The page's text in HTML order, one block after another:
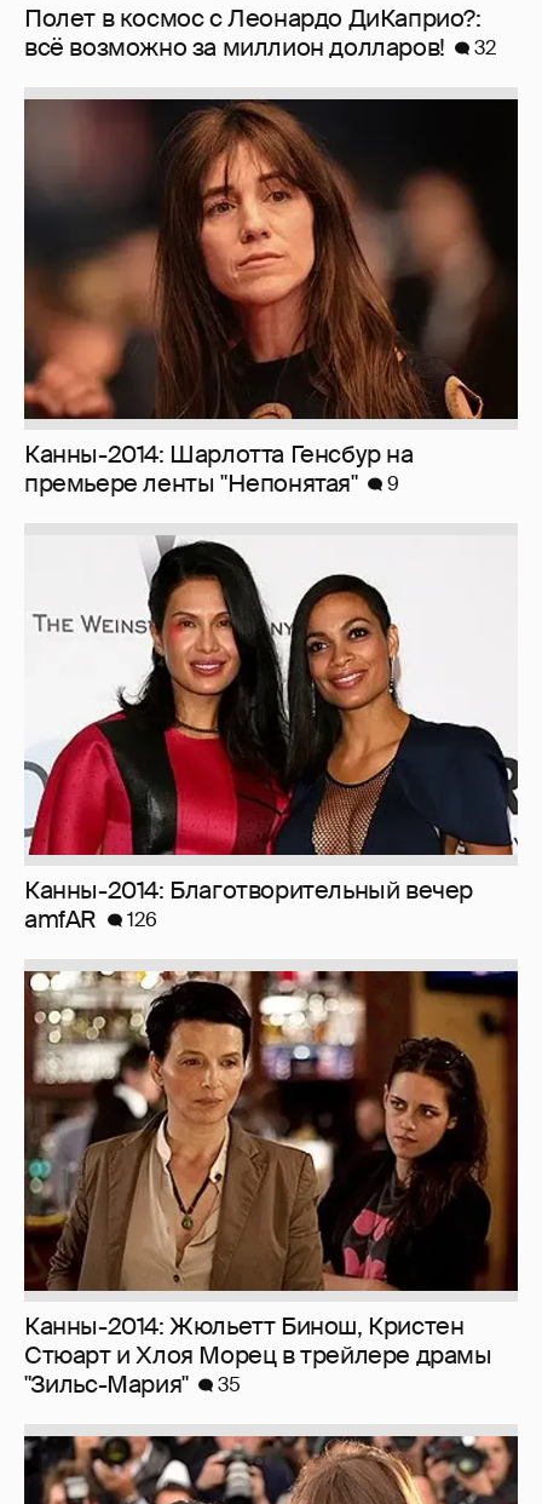
Полет в космос с Леонардо ДиКаприо?:
всё возможно за миллион долларов!
32
Канны-2014: Шарлотта Генсбур на
премьере ленты "Непонятая"
9
Канны-2014: Благотворительный вечер
amfAR
126
Канны-2014: Жюльетт Бинош, Кристен
Стюарт и Хлоя Морец в трейлере драмы
"Зильс-Мария"
35